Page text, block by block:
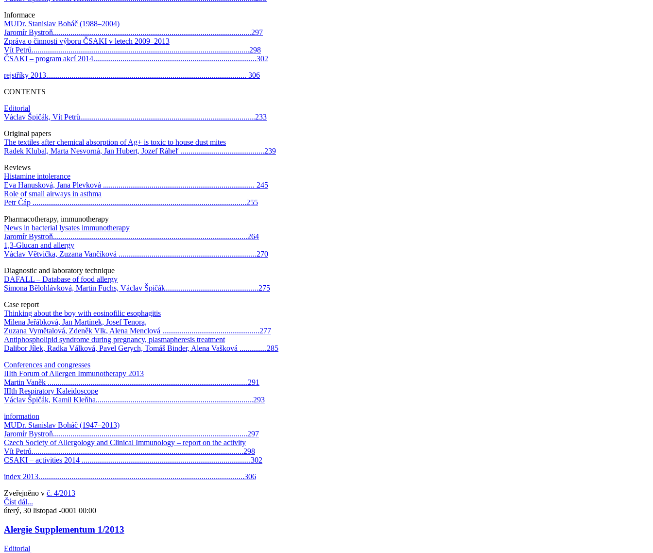
Informace
MUDr. Stanislav Boháč (1988–2004)
Jaromír Bystroň......................................................................................................297
Zpráva o činnosti výboru ČSAKI v letech 2009–2013
Vít Petrů................................................................................................................298
ČSAKI – program akcí 2014....................................................................................302
rejstříky 2013....................................................................................................... 306
CONTENTS
Editorial
Václav Špičák, Vít Petrů..........................................................................................233
Original papers
The textiles after chemical absorption of Ag+ is toxic to house dust mites
Radek Klubal, Marta Nesvorná, Jan Hubert, Jozef Ráheľ ...........................................239
Reviews
Histamine intolerance
Eva Hanusková, Jana Plevková .............................................................................. 245
Role of small airways in asthma
Petr Čáp ..............................................................................................................255
Pharmacotherapy, immunotherapy
News in bacterial lysates immunotherapy
Jaromír Bystroň....................................................................................................264
1,3-Glucan and allergy
Václav Větvička, Zuzana Vančíková .......................................................................270
Diagnostic and laboratory technique
DAFALL – Database of food allergy
Simona Bělohlávková, Martin Fuchs, Václav Špičák................................................275
Case report
Thinking about the boy with eosinofilic esophagitis
Milena Jeřábková, Jan Martínek, Josef Tenora,
Zuzana Vymětalová, Zdeněk Vlk, Alena Menclová ..................................................277
Antiphospholipid syndrome during pregnancy, plasmapheresis treatment
Dalibor Jílek, Radka Válková, Pavel Gerych, Tomáš Binder, Alena Vašková ..............285
Conferences and congresses
IIIth Forum of Allergen Immunotherapy 2013
Martin Vaněk .......................................................................................................291
IIIth Respiratory Kaleidoscope
Václav Špičák, Kamil Kleňha.................................................................................293
information
MUDr. Stanislav Boháč (1947–2013)
Jaromír Bystroň....................................................................................................297
Czech Society of Allergology and Clinical Immunology – report on the activity
Vít Petrů.............................................................................................................298
CSAKI – activities 2014 .......................................................................................302
index 2013..........................................................................................................306
Zveřejněno v č. 4/2013
Číst dál...
úterý, 30 listopad -0001 00:00
Alergie Supplementum 1/2013
Editorial